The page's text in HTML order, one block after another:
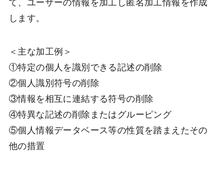
て、ユーザーの情報を加工し匿名加工情報を作成
します。
＜主な加工例＞
①特定の個人を識別できる記述の削除
②個人識別符号の削除
③情報を相互に連結する符号の削除
④特異な記述の削除またはグルーピング
⑤個人情報データベース等の性質を踏まえたその
他の措置